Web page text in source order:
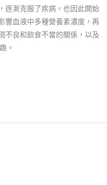
逐漸克服了疾病。也因此開始
響血液中多種營養素濃度，再
不良和飲食不當的關係，以及
。